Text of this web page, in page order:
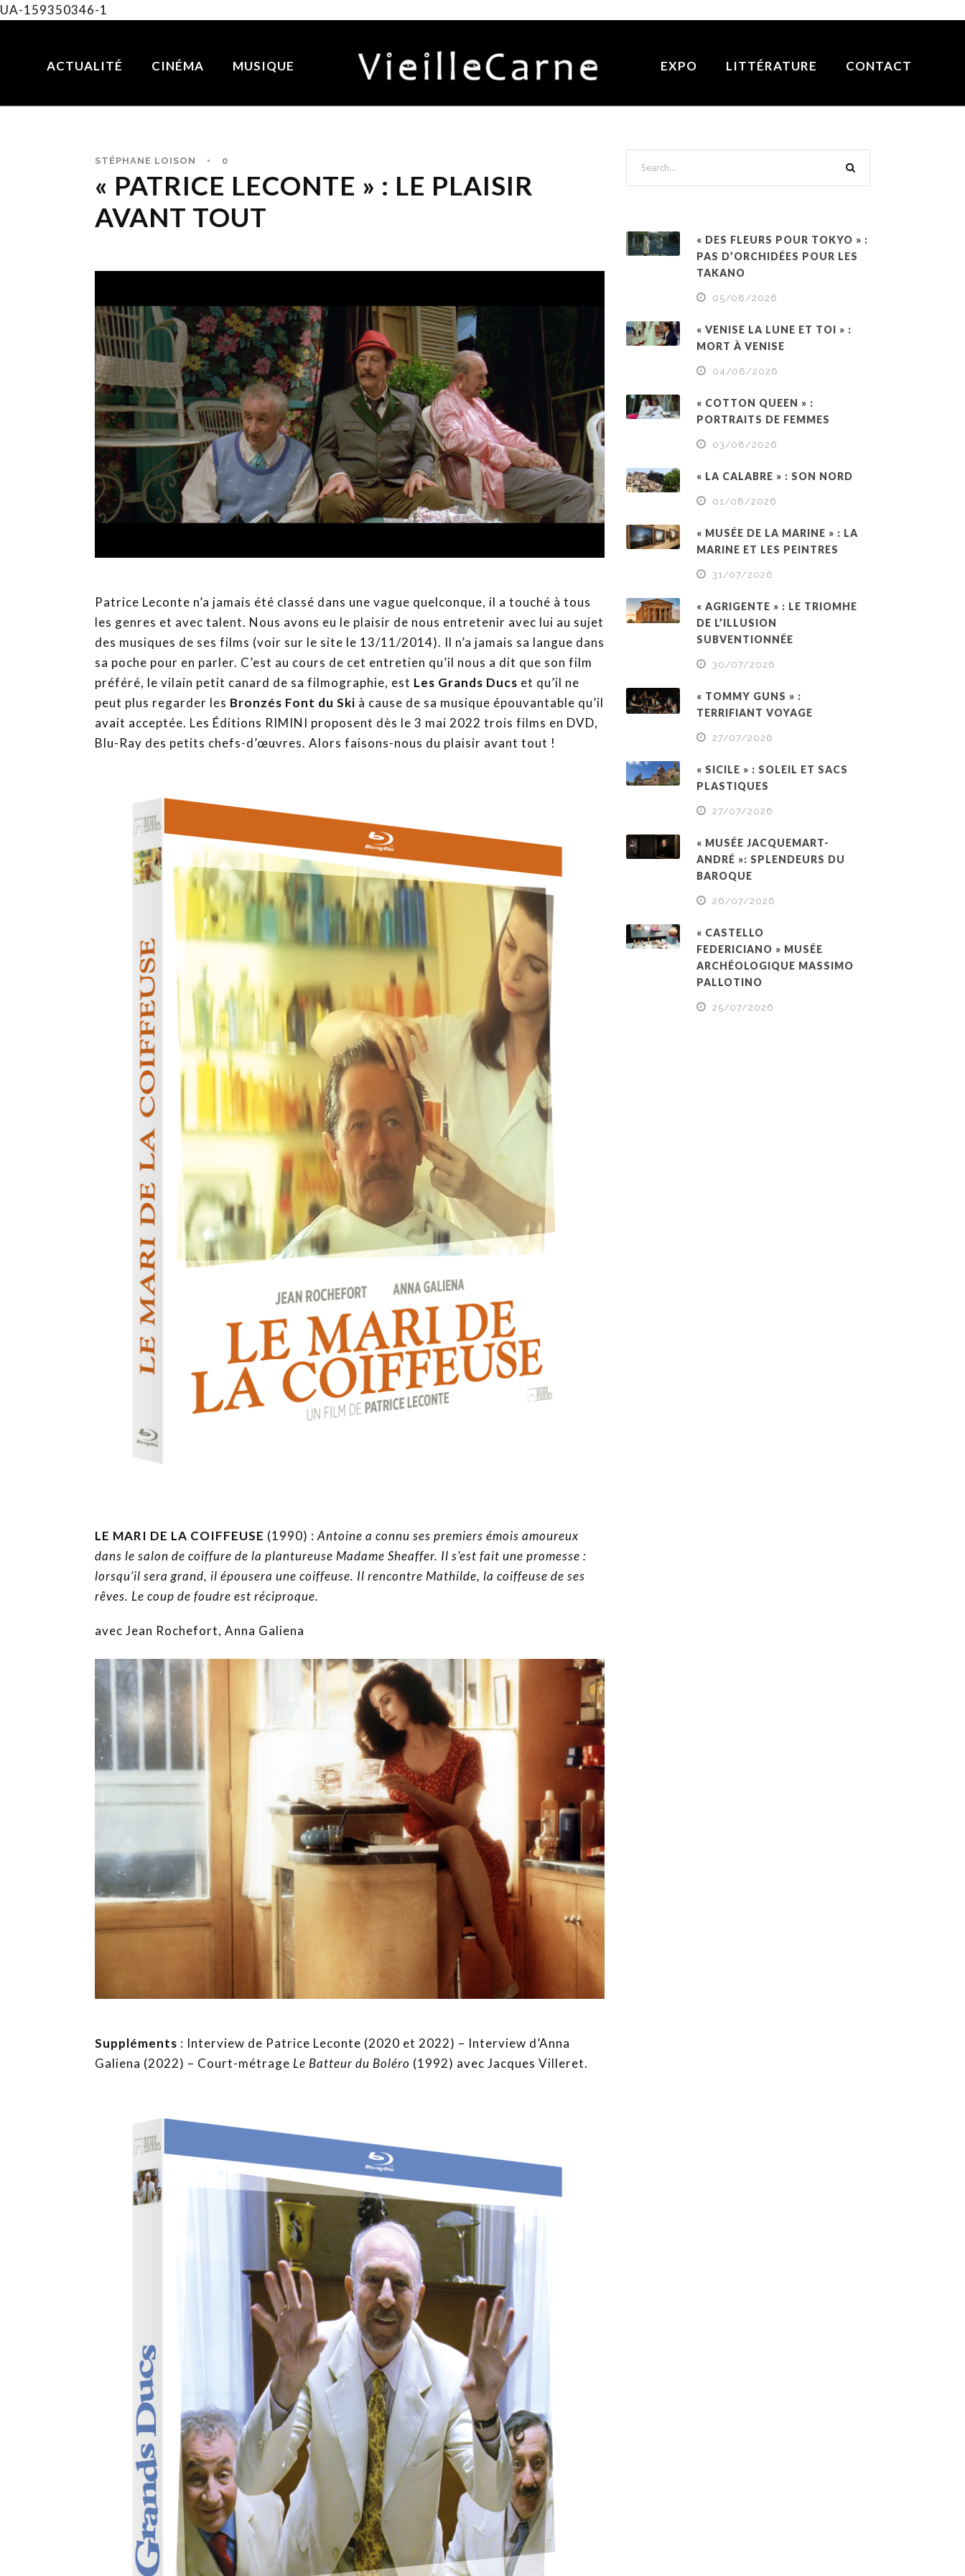
UA-159350346-1
ACTUALITÉ CINÉMA MUSIQUE EXPO LITTÉRATURE CONTACT
STÉPHANE LOISON • 0
« PATRICE LECONTE » : LE PLAISIR
AVANT TOUT
Patrice Leconte n’a jamais été classé dans une vague quelconque, il a touché à tous
les genres et avec talent. Nous avons eu le plaisir de nous entretenir avec lui au sujet
des musiques de ses films (voir sur le site le 13/11/2014). Il n’a jamais sa langue dans
sa poche pour en parler. C’est au cours de cet entretien qu’il nous a dit que son film
préféré, le vilain petit canard de sa filmographie, est Les Grands Ducs et qu’il ne
peut plus regarder les Bronzés Font du Ski à cause de sa musique épouvantable qu’il
avait acceptée. Les Éditions RIMINI proposent dès le 3 mai 2022 trois films en DVD,
Blu-Ray des petits chefs-d’œuvres. Alors faisons-nous du plaisir avant tout !
LE MARI DE LA COIFFEUSE (1990) : Antoine a connu ses premiers émois amoureux
dans le salon de coiffure de la plantureuse Madame Sheaffer. Il s’est fait une promesse :
lorsqu’il sera grand, il épousera une coiffeuse. Il rencontre Mathilde, la coiffeuse de ses
rêves. Le coup de foudre est réciproque.
avec Jean Rochefort, Anna Galiena
Suppléments : Interview de Patrice Leconte (2020 et 2022) – Interview d’Anna
Galiena (2022) – Court-métrage Le Batteur du Boléro (1992) avec Jacques Villeret.
« DES FLEURS POUR TOKYO » :
PAS D’ORCHIDÉES POUR LES
TAKANO
05/08/2026
« VENISE LA LUNE ET TOI » :
MORT À VENISE
04/08/2026
« COTTON QUEEN » :
PORTRAITS DE FEMMES
03/08/2026
« LA CALABRE » : SON NORD
01/08/2026
« MUSÉE DE LA MARINE » : LA
MARINE ET LES PEINTRES
31/07/2026
« AGRIGENTE » : LE TRIOMHE
DE L’ILLUSION
SUBVENTIONNÉE
30/07/2026
« TOMMY GUNS » :
TERRIFIANT VOYAGE
27/07/2026
« SICILE » : SOLEIL ET SACS
PLASTIQUES
27/07/2026
« MUSÉE JACQUEMART-
ANDRÉ »: SPLENDEURS DU
BAROQUE
26/07/2026
« CASTELLO
FEDERICIANO » MUSÉE
ARCHÉOLOGIQUE MASSIMO
PALLOTINO
25/07/2026